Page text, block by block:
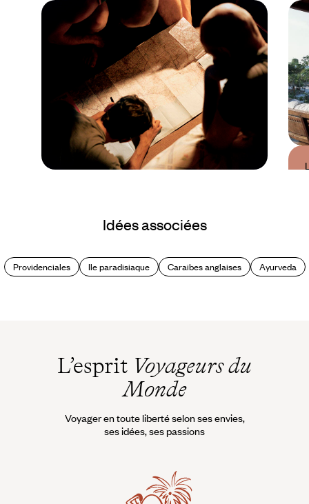
Quand partir à Turks et
Caïcos ?
Idées associées
Providenciales Ile paradisiaque Caraibes anglaises Ayurveda
L’esprit Voyageurs du
Monde
Voyager en toute liberté selon ses envies,
ses idées, ses passions